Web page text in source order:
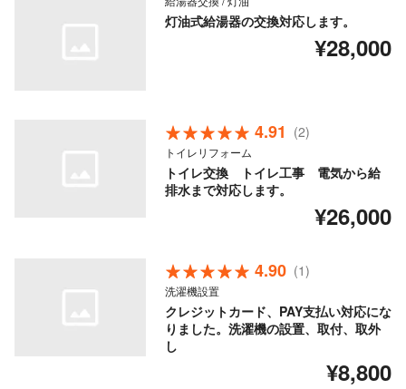
灯油式給湯器の交換対応します。
¥28,000
4.91 (2)
トイレリフォーム
トイレ交換 トイレ工事 電気から給
排水まで対応します。
¥26,000
4.90 (1)
洗濯機設置
クレジットカード、PAY支払い対応にな
りました。洗濯機の設置、取付、取外
し
¥8,800